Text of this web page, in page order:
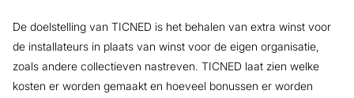
De doelstelling van TICNED is het behalen van extra winst voor
de installateurs in plaats van winst voor de eigen organisatie,
zoals andere collectieven nastreven. TICNED laat zien welke
kosten er worden gemaakt en hoeveel bonussen er worden